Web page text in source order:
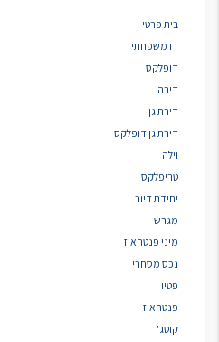
בית פרטי
דו משפחתי
דופלקס
דירה
דירת גן
דירת גן דופלקס
וילה
טריפלקס
יחידת דיור
מגרש
מיני פנטהאוז
נכס מסחרי
פטיו
פנטהאוז
קוטג'